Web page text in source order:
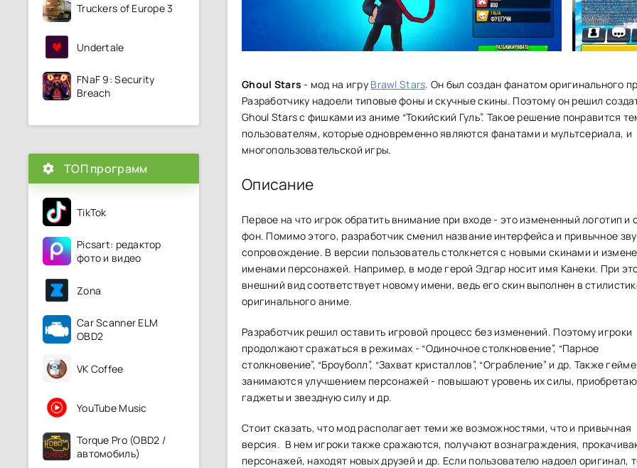
Ghoul Stars - мод на игру Brawl Stars. Он был создан фанатом оригинального
Разработчику надоели типовые фоны и скучные скины. Поэтому он решил
Ghoul Stars с фишками из аниме “Токийский Гуль”. Такое решение понравится
пользователям, которые одновременно являются фанатами и мультсериала, и
многопользовательской игры.
Описание
Первое на что игрок обратить внимание при входе - это измененный логотип и
фон. Помимо этого, разработчик сменил название интерфейса и привычное
сопровождение. В версии пользователь столкнется с новыми скинами и
именами персонажей. Например, в моде герой Эдгар носит имя Канеки. При
внешний вид соответствует новому имени, ведь его скин выполнен в
оригинального аниме.
Разработчик решил оставить игровой процесс без изменений. Поэтому игроки
продолжают сражаться в режимах - “Одиночное столкновение”, “Парное
столкновение”, “Броуболл”, “Захват кристаллов”, “Ограбление” и др. Также
занимаются улучшением персонажей - повышают уровень их силы,
гаджеты и звездную силу и др.
Стоит сказать, что мод располагает теми же возможностями, что и привычная
версия. В нем игроки также сражаются, получают вознаграждения,
персонажей, находят новых друзей и др. Если пользователю надоел оригинал,
Truckers of Europe 3
Undertale
FNaF 9: Security
Breach
ТОП программ
TikTok
Picsart: редактор
фото и видео
Zona
Car Scanner ELM
OBD2
VK Coffee
YouTube Music
Torque Pro (OBD2 /
автомобиль)